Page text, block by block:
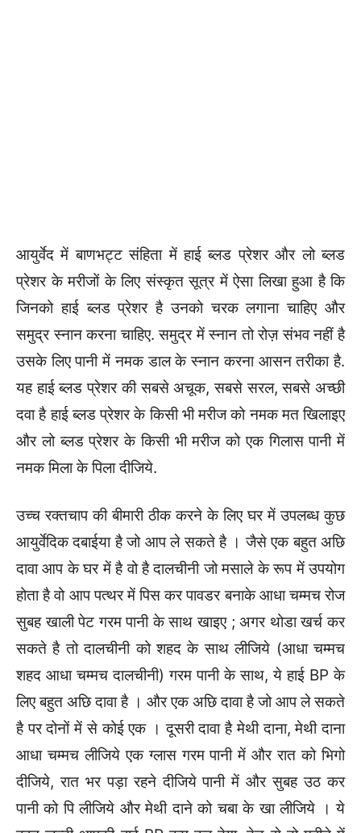
आयुर्वेद में बाणभट्ट संहिता में हाई ब्लड प्रेशर और लो ब्लड
प्रेशर के मरीजों के लिए संस्कृत सूत्र में ऐसा लिखा हुआ है कि
जिनको हाई ब्लड प्रेशर है उनको चरक लगाना चाहिए और
समुद्र स्नान करना चाहिए. समुद्र में स्नान तो रोज़ संभव नहीं है
उसके लिए पानी में नमक डाल के स्नान करना आसन तरीका है.
यह हाई ब्लड प्रेशर की सबसे अचूक, सबसे सरल, सबसे अच्छी
दवा है हाई ब्लड प्रेशर के किसी भी मरीज को नमक मत खिलाइए
और लो ब्लड प्रेशर के किसी भी मरीज को एक गिलास पानी में
नमक मिला के पिला दीजिये.
उच्च रक्तचाप की बीमारी ठीक करने के लिए घर में उपलब्ध कुछ
आयुर्वेदिक दबाईया है जो आप ले सकते है । जैसे एक बहुत अछि
दावा आप के घर में है वो है दालचीनी जो मसाले के रूप में उपयोग
होता है वो आप पत्थर में पिस कर पावडर बनाके आधा चम्मच रोज
सुबह खाली पेट गरम पानी के साथ खाइए ; अगर थोडा खर्च कर
सकते है तो दालचीनी को शहद के साथ लीजिये (आधा चम्मच
शहद आधा चम्मच दालचीनी) गरम पानी के साथ, ये हाई BP के
लिए बहुत अछि दावा है । और एक अछि दावा है जो आप ले सकते
है पर दोनों में से कोई एक । दूसरी दावा है मेथी दाना, मेथी दाना
आधा चम्मच लीजिये एक ग्लास गरम पानी में और रात को भिगो
दीजिये, रात भर पड़ा रहने दीजिये पानी में और सुबह उठ कर
पानी को पि लीजिये और मेथी दाने को चबा के खा लीजिये । ये